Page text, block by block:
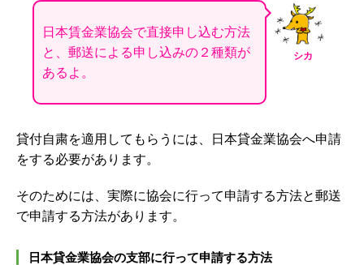
シカ
日本賃金業協会で直接申し込む方法
と、郵送による申し込みの２種類が
あるよ。
貸付自粛を適用してもらうには、日本貸金業協会へ申請
をする必要があります。
そのためには、実際に協会に行って申請する方法と郵送
で申請する方法があります。
日本貸金業協会の支部に行って申請する方法